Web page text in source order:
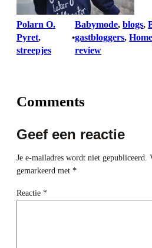
Polarn O.
Pyret
streepjes
•
Babymode, blogs,
gastbloggers,
review
Comments
Geef een reactie
Je e-mailadres wordt niet gepubliceerd.
gemarkeerd met *
Reactie *